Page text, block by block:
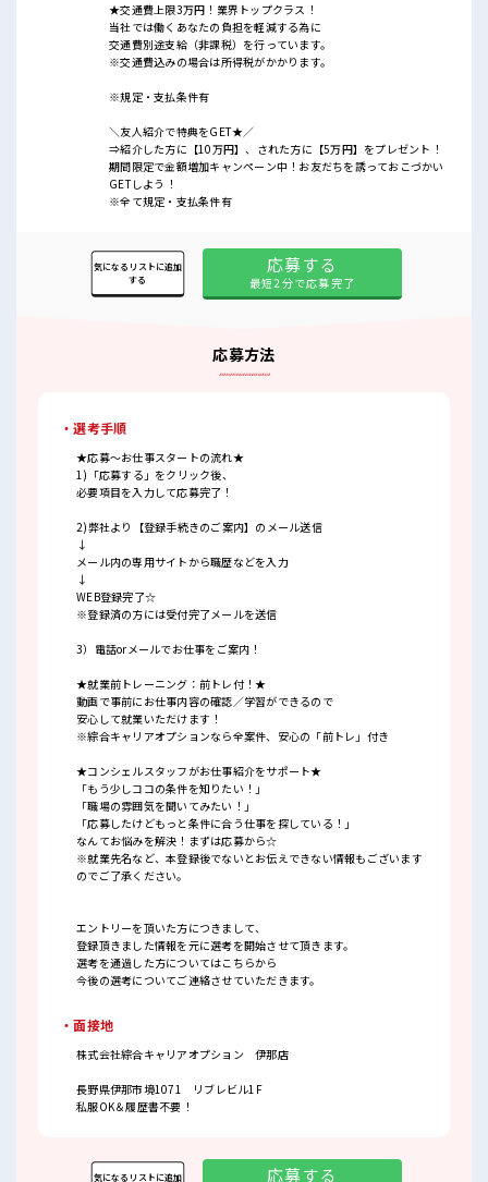
★交通費上限3万円！業界トップクラス！
当社では働くあなたの負担を軽減する為に
交通費別途支給（非課税）を行っています。
※交通費込みの場合は所得税がかかります。
※規定・支払条件有
＼友人紹介で特典をGET★／
⇒紹介した方に【10万円】、された方に【5万円】をプレゼント！
期間限定で金額増加キャンペーン中！お友だちを誘っておこづかい
GETしよう！
※全て規定・支払条件有
応募する
最短2分で応募完了
気になるリストに追加
する
応募方法
・選考手順
★応募～お仕事スタートの流れ★
1)「応募する」をクリック後、
必要項目を入力して応募完了！
2)弊社より【登録手続きのご案内】のメール送信
↓
メール内の専用サイトから職歴などを入力
↓
WEB登録完了☆
※登録済の方には受付完了メールを送信
3）電話orメールでお仕事をご案内！
★就業前トレーニング：前トレ付！★
動画で事前にお仕事内容の確認／学習ができるので
安心して就業いただけます！
※綜合キャリアオプションなら全案件、安心の「前トレ」付き
★コンシェルスタッフがお仕事紹介をサポート★
「もう少しココの条件を知りたい！」
「職場の雰囲気を聞いてみたい！」
「応募したけどもっと条件に合う仕事を探している！」
なんてお悩みを解決！まずは応募から☆
※就業先名など、本登録後でないとお伝えできない情報もございます
のでご了承ください。
エントリーを頂いた方につきまして、
登録頂きました情報を元に選考を開始させて頂きます。
選考を通過した方についてはこちらから
今後の選考についてご連絡させていただきます。
・面接地
株式会社綜合キャリアオプション 伊那店
長野県伊那市境1071 リブレビル1F
私服OK＆履歴書不要！
応募する
気になるリストに追加